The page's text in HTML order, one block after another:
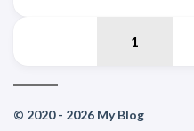
© 2020 - 2026 My Blog